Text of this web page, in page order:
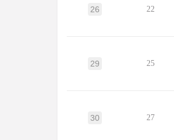
26 22
29 25
30 27